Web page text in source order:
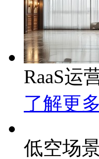
RaaS运
了解更多
低空场